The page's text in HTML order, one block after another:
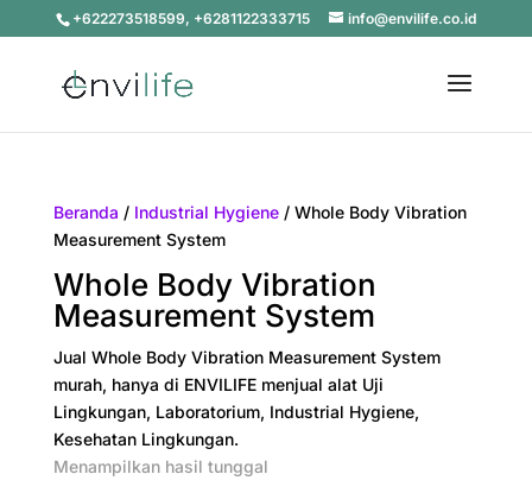
+622273518599, +6281122333715 info@envilife.co.id
Beranda / Industrial Hygiene/ Whole Body Vibration
Measurement System
Whole Body Vibration
Measurement System
Jual Whole Body Vibration Measurement System
murah, hanya di ENVILIFE menjual alat Uji
Lingkungan, Laboratorium, Industrial Hygiene,
Kesehatan Lingkungan.
Menampilkan hasil tunggal